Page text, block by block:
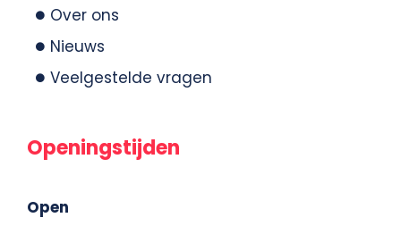
Over ons
Nieuws
Veelgestelde vragen
Openingstijden
Open